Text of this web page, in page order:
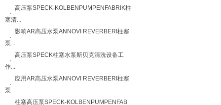
高压泵SPECK-KOLBENPUMPENFABRIK柱
塞清...
影响AR高压水泵ANNOVI REVERBERI柱塞
泵...
高压泵SPECK柱塞水泵斯贝克清洗设备工
作...
应用AR高压水泵ANNOVI REVERBERI柱塞
泵...
柱塞高压泵SPECK-KOLBENPUMPENFAB